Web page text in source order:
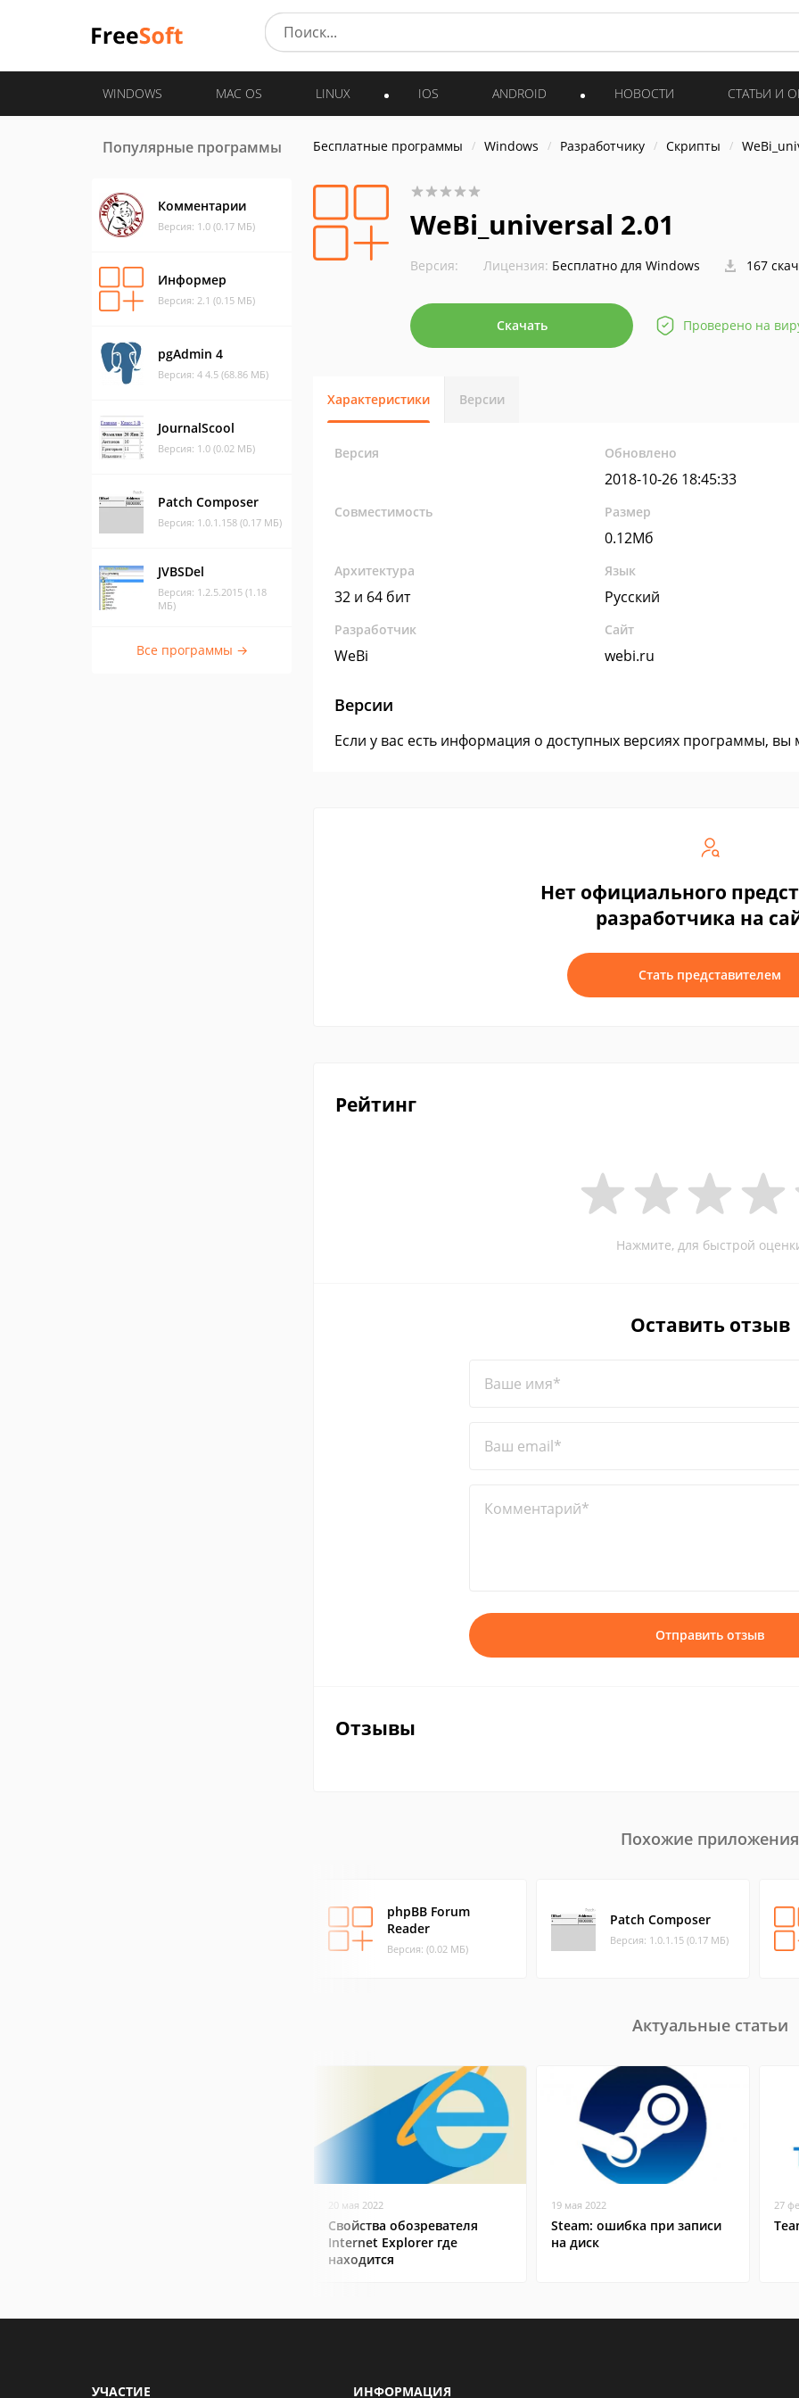
WINDOWS MAC OS LINUX IOS ANDROID НОВОСТИ СТАТЬИ И
Популярные программы
Комментарии
Версия: 1.0 (0.17 МБ)
Информер
Версия: 2.1 (0.15 МБ)
pgAdmin 4
Версия: 4 4.5 (68.86 МБ)
JournalScool
Версия: 1.0 (0.02 МБ)
Patch Composer
Версия: 1.0.1.158 (0.17 МБ)
JVBSDel
Версия: 1.2.5.2015 (1.18
МБ)
Все программы →
Бесплатные программы Windows Разработчику Скрипты
WeBi_universal 2.01
Версия: Лицензия: Бесплатно для Windows 167
Скачать Проверено на
Характеристики Версии
Версия Обновлено
2018-10-26 18:45:33
Совместимость Размер
0.12Мб
Архитектура
32 и 64 бит
Язык
Русский
Разработчик
WeBi
Сайт
webi.ru
Версии
Если у вас есть информация о доступных версиях программы,
Нет официального
разработчика на
Стать представителем
Рейтинг
Нажмите, для быстрой
Оставить отзыв
Ваше имя*
Ваш email*
Комментарий*
Отправить отзыв
Отзывы
Похожие приложения
phpBB Forum
Reader
Версия: (0.02 МБ)
Patch Composer
Версия: 1.0.1.15 (0.17 МБ)
Актуальные статьи
20 мая 2022
Свойства обозревателя
Internet Explorer где
находится
19 мая 2022
Steam: ошибка при записи
на диск
27
УЧАСТИЕ ИНФОРМАЦИЯ